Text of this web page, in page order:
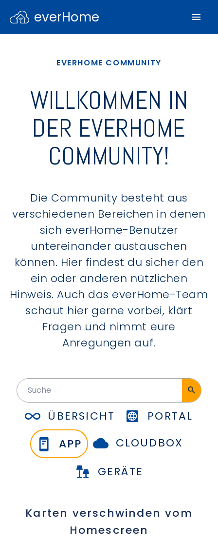
everHome
EVERHOME COMMUNITY
WILLKOMMEN IN
DER EVERHOME
COMMUNITY!
Die Community besteht aus
verschiedenen Bereichen in denen
sich everHome-Benutzer
untereinander austauschen
können. Hier findest du sicher den
ein oder anderen nützlichen
Hinweis. Auch das everHome-Team
schaut hier gerne vorbei, klärt
Fragen und nimmt eure
Anregungen auf.
ÜBERSICHT
PORTAL
APP
CLOUDBOX
GERÄTE
Karten verschwinden vom
Homescreen